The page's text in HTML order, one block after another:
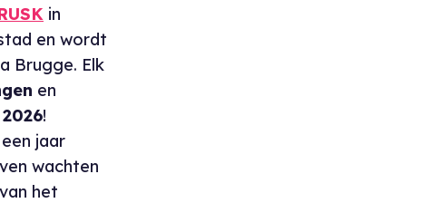
in
en wordt
Brugge. Elk
en
!
jaar
wachten
het